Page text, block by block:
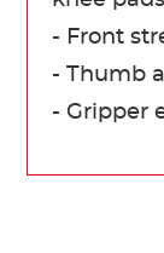
- Front
- Thumb
- Gripper